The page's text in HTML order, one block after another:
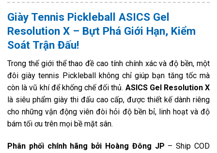
Giày Tennis Pickleball ASICS Gel
Resolution X – Bựt Phá Giới Hạn, Kiểm
Soát Trận Đấu!
Trong thế giới thể thao đề cao tính chính xác và độ bền, một
đôi giày tennis Pickleball không chỉ giúp bạn tăng tốc mà
còn là vũ khí để khống chế đối thủ. ASICS Gel Resolution X
là siêu phẩm giày thi đấu cao cấp, được thiết kế dành riêng
cho những vận động viên đòi hỏi độ bền bỉ, linh hoạt và độ
bám tối ơu trên mọi bề mặt sân.
Phân phối chính hãng bởi Hoàng Đông JP – Ship COD